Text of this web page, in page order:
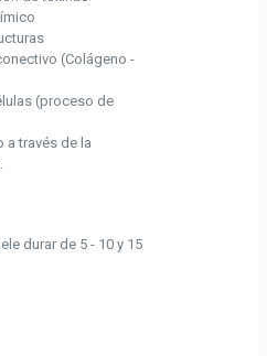
(Colágeno -
(proceso de
a través de la
durar de 5 - 10 y 15